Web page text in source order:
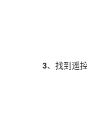
3、找到遥